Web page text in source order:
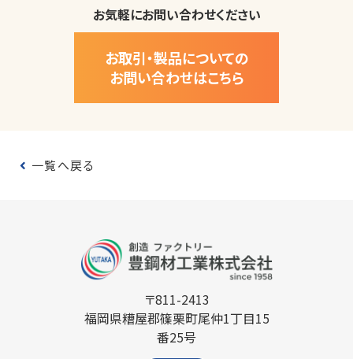
お気軽にお問い合わせください
お取引・製品についての
お問い合わせはこちら
一覧へ戻る
〒811-2413
福岡県糟屋郡篠栗町尾仲1丁目15
番25号